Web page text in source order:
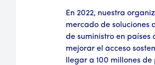
En 2022, nuestra
mercado de soluciones
de suministro en países
mejorar el acceso
llegar a 100 millones